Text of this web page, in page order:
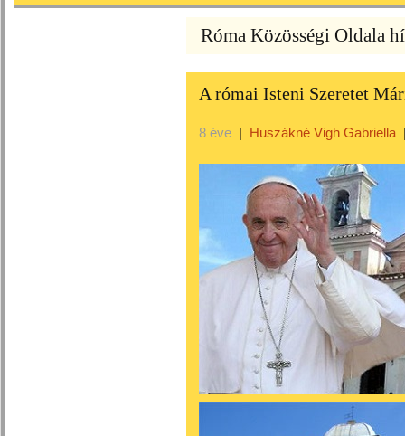
Róma Közösségi Oldala
A római Isteni Szeretet
8 éve | Huszákné Vigh Gabriella